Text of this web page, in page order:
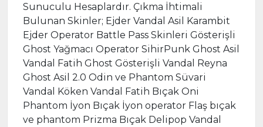
Sunuculu Hesaplardır. Çıkma İhtimali
Bulunan Skinler; Ejder Vandal Asil Karambit
Ejder Operator Battle Pass Skinleri Gösterişli
Ghost Yağmacı Operator SihirPunk Ghost Asil
Vandal Fatih Ghost Gösterişli Vandal Reyna
Ghost Asil 2.0 Odin ve Phantom Süvari
Vandal Köken Vandal Fatih Bıçak Oni
Phantom İyon Bıçak İyon operator Flaş bıçak
ve phantom Prizma Bıçak Delipop Vandal